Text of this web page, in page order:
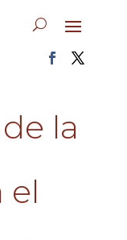
la
el